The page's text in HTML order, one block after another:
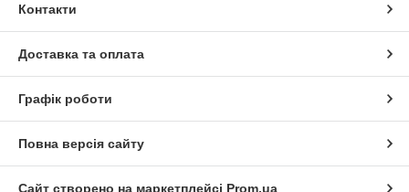
Контакти
Доставка та оплата
Графік роботи
Повна версія сайту
Сайт створено на маркетплейсі Prom.ua